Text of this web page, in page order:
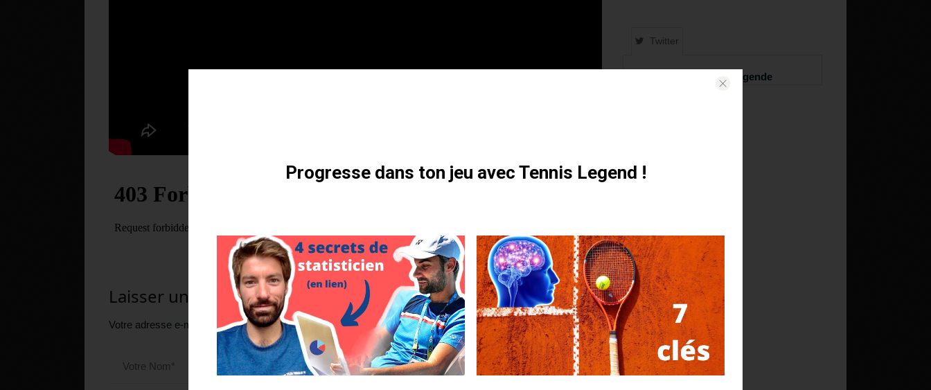
Laisser un commentaire
Votre adresse e-mail ne sera pas publiée. Les champs obligatoires sont indiqués avec *
Twitter
Tweets de @TennisLegende
Progresse dans ton jeu avec Tennis Legend !